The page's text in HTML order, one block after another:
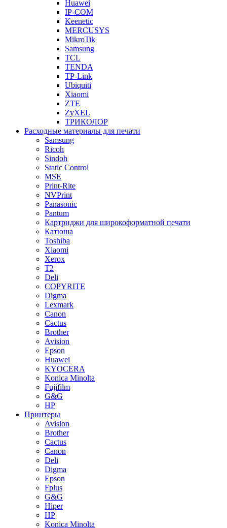
Huawei
IP-COM
Keenetic
MERCUSYS
MikroTik
Samsung
TCL
TENDA
TP-Link
Ubiquiti
Xiaomi
ZTE
ZyXEL
ТРИКОЛОР
Расходные материалы для печати
Samsung
Ricoh
Sindoh
Static Control
MSE
Print-Rite
NVPrint
Panasonic
Pantum
Картриджи для широкоформатной печати
Катюша
Toshiba
Xiaomi
Xerox
T2
Deli
COPYRITE
Digma
Lexmark
Canon
Cactus
Brother
Avision
Epson
Huawei
KYOCERA
Konica Minolta
Fujifilm
G&G
HP
Принтеры
Avision
Brother
Cactus
Canon
Deli
Digma
Epson
Fplus
G&G
Hiper
HP
Konica Minolta